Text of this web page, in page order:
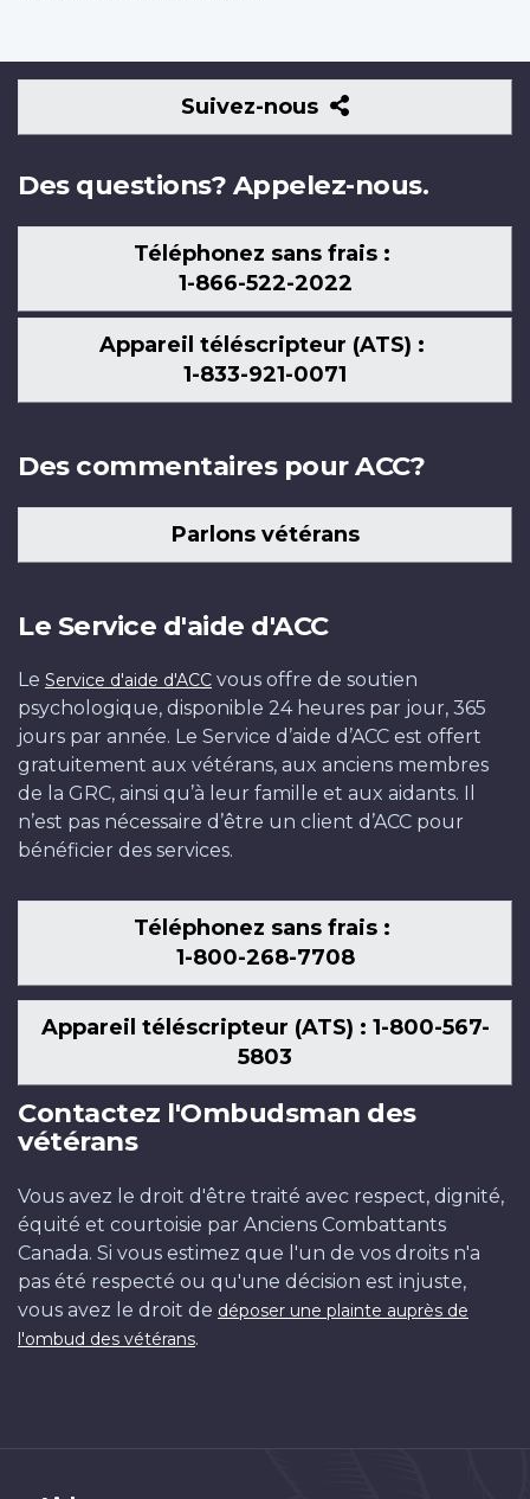
Suivez-nous
Suivez-
nous
Des questions? Appelez-nous.
Téléphonez sans frais :
1-866-522-2022
Appareil téléscripteur (ATS) :
1-833-921-0071
Des commentaires pour ACC?
Parlons vétérans
Le Service d'aide d'ACC
Le Service d'aide d'ACC vous offre de soutien
psychologique, disponible 24 heures par jour, 365
jours par année. Le Service d’aide d’ACC est offert
gratuitement aux vétérans, aux anciens membres
de la GRC, ainsi qu’à leur famille et aux aidants. Il
n’est pas nécessaire d’être un client d’ACC pour
bénéficier des services.
Téléphonez sans frais :
1-800-268-7708
Appareil téléscripteur (ATS) : 1-800-567-
5803
Contactez l'Ombudsman des
vétérans
Vous avez le droit d'être traité avec respect, dignité,
équité et courtoisie par Anciens Combattants
Canada. Si vous estimez que l'un de vos droits n'a
pas été respecté ou qu'une décision est injuste,
vous avez le droit de déposer une plainte auprès de
l'ombud des vétérans.